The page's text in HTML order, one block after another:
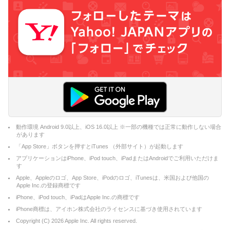
動作環境 Android 9.0以上、iOS 16.0以上 ※一部の機種では正常に動作しない場合
があります
「App Store」ボタンを押すとiTunes （外部サイト）が起動します
アプリケーションはiPhone、iPod touch、iPadまたはAndroidでご利用いただけま
す
Apple、Appleのロゴ、App Store、iPodのロゴ、iTunesは、米国および他国の
Apple Inc.の登録商標です
iPhone、iPod touch、iPadはApple Inc.の商標です
iPhone商標は、アイホン株式会社のライセンスに基づき使用されています
Copyright (C) 2026Apple Inc. All rights reserved.